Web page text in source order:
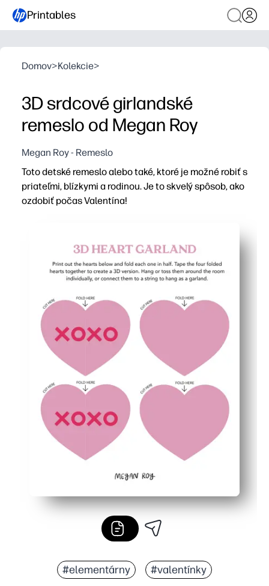
Printables
Domov>Kolekcie>
3D srdcové girlandské
remeslo od Megan Roy
Megan Roy - Remeslo
Toto detské remeslo alebo také, ktoré je možné robiť s
priateľmi, blízkymi a rodinou. Je to skvelý spôsob, ako
ozdobiť počas Valentína!
#elementárny #valentínky